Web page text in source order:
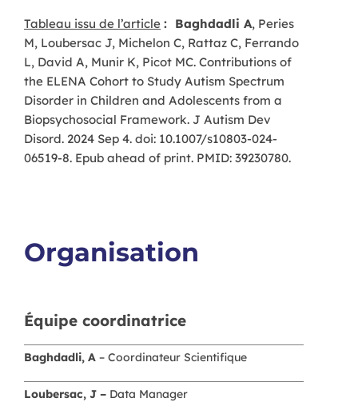
Tableau issu de l’article : Baghdadli A, Peries
M, Loubersac J, Michelon C, Rattaz C, Ferrando
L, David A, Munir K, Picot MC. Contributions of
the ELENA Cohort to Study Autism Spectrum
Disorder in Children and Adolescents from a
Biopsychosocial Framework. J Autism Dev
Disord. 2024 Sep 4. doi: 10.1007/s10803-024-
06519-8. Epub ahead of print. PMID: 39230780.
Organisation
Équipe coordinatrice
Baghdadli, A – Coordinateur Scientifique
Loubersac, J – Data Manager